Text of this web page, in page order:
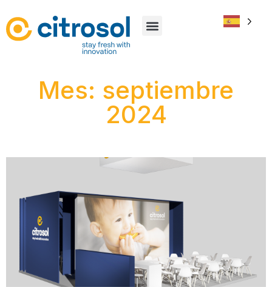
Mes: septiembre
2024